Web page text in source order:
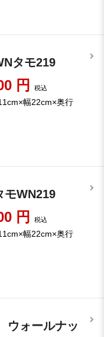
タモ219
円税込
幅22cm×奥行
モWN219
円税込
幅22cm×奥行
ォールナッ